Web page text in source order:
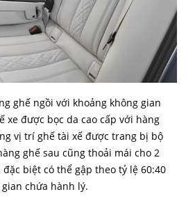
ghế ngồi với khoảng không gian
xe được bọc da cao cấp với hàng
vị trí ghế tài xế được trang bị bộ
ghế sau cũng thoải mái cho 2
biệt có thể gập theo tỷ lệ 60:40
chứa hành lý.